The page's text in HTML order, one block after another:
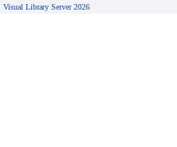
Visual Library Server 2026